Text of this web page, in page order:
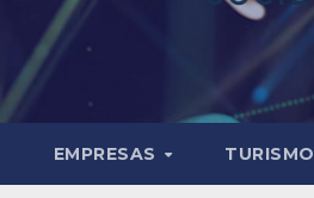
EMPRESAS TURISMO